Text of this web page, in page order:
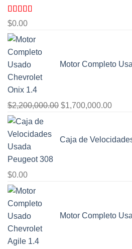
Valorado
con
de 5
$0.00
Motor Completo
$2,200,000.00 El
era:
$1,700,000.00El
es:
Caja de
$0.00
Motor Completo